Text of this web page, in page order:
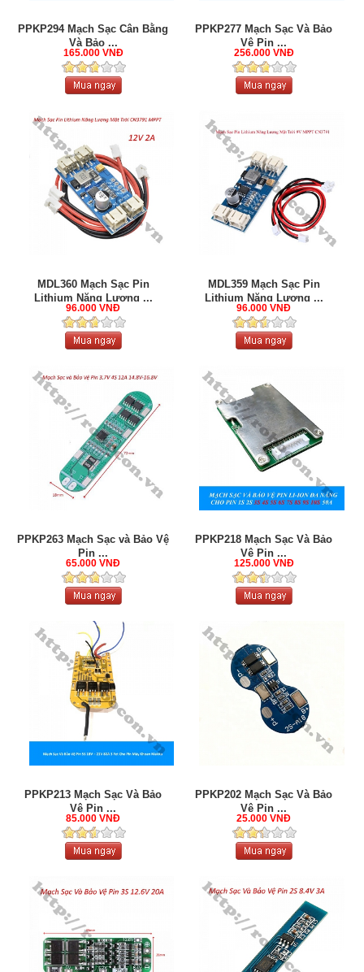
PPKP294 Mạch Sạc Cân Bằng
Và Bảo ...
165.000 VNĐ
PPKP277 Mạch Sạc Và Bảo
Vệ Pin ...
256.000 VNĐ
MDL360 Mạch Sạc Pin
Lithium Năng Lượng ...
96.000 VNĐ
MDL359 Mạch Sạc Pin
Lithium Năng Lượng ...
96.000 VNĐ
PPKP263 Mạch Sạc và Bảo Vệ
Pin ...
65.000 VNĐ
PPKP218 Mạch Sạc Và Bảo
Vệ Pin ...
125.000 VNĐ
PPKP213 Mạch Sạc Và Bảo
Vệ Pin ...
85.000 VNĐ
PPKP202 Mạch Sạc Và Bảo
Vệ Pin ...
25.000 VNĐ